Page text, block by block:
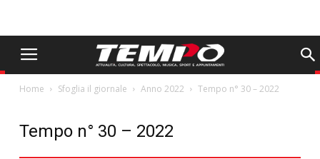
Home Sfoglia il giornale Anno 2022 Tempo n° 30 – 2022
Tempo n° 30 – 2022